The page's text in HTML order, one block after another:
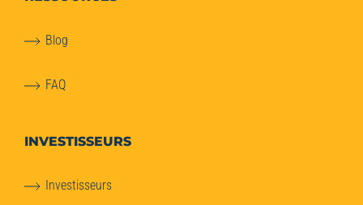
Blog
FAQ
INVESTISSEURS
Investisseurs